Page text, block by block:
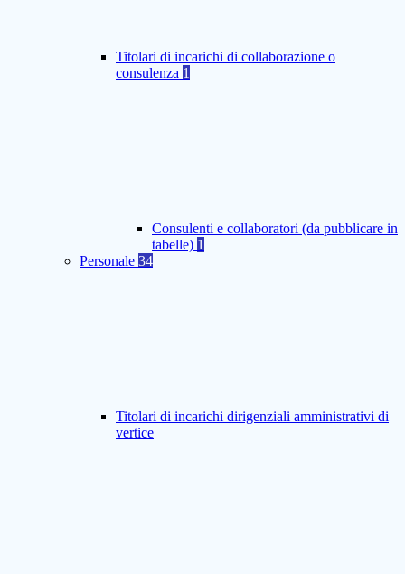
Titolari di incarichi di collaborazione o
consulenza 1
Consulenti e collaboratori (da pubblicare in
tabelle) 1
Personale 34
Titolari di incarichi dirigenziali amministrativi di
vertice